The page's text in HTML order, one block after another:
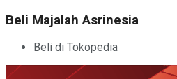
Beli Majalah Asrinesia
Beli di Tokopedia